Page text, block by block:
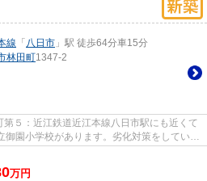
線 「 八日市 」駅 徒歩64分車15分
林田町1347-2
５：近江鉄道近江本線八日市駅にも近くて
園小学校があります。劣化対策をしていま
万円